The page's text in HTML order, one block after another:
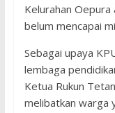
Kelurahan Oepura
belum mencapai
Sebagai upaya
lembaga
Ketua Rukun
melibatkan warga